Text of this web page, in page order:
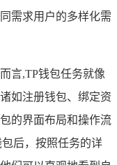
需求用户的多样化需
言,TP钱包任务就像
如注册钱包、绑定资
的界面布局和操作流
后，按照任务的详